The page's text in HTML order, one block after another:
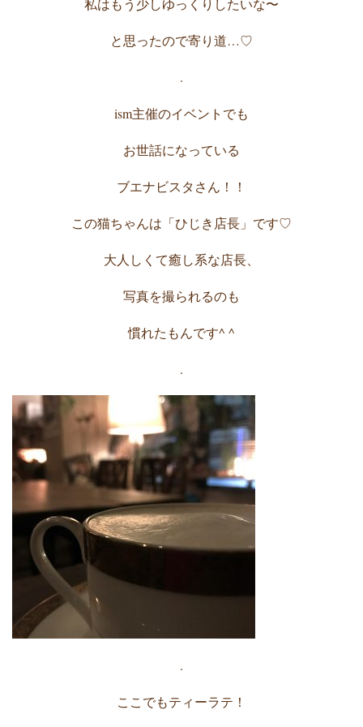
私はもう少しゆっくりしたいな〜
と思ったので寄り道…♡
.
ism主催のイベントでも
お世話になっている
ブエナビスタさん！！
この猫ちゃんは「ひじき店長」です♡
大人しくて癒し系な店長、
写真を撮られるのも
慣れたもんです^ ^
.
.
ここでもティーラテ！